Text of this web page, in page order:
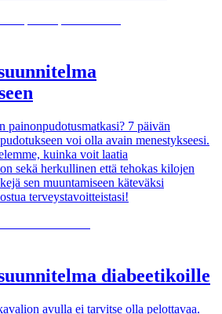
painonpudotusmatkasi? 7 päivän
voi olla avain menestykseesi.
kuinka voit laatia
sekä herkullinen että tehokas kilojen
sen muuntamiseen käteväksi
terveystavoitteistasi!
diabeetikoille
avulla ei tarvitse olla pelottavaa.